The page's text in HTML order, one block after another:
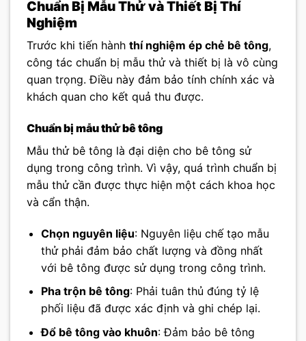
Chuẩn Bị Mẫu Thử và Thiết Bị Thí
Nghiệm
Trước khi tiến hành thí nghiệm ép chẻ bê tông,
công tác chuẩn bị mẫu thử và thiết bị là vô cùng
quan trọng. Điều này đảm bảo tính chính xác và
khách quan cho kết quả thu được.
Chuẩn bị mẫu thử bê tông
Mẫu thử bê tông là đại diện cho bê tông sử
dụng trong công trình. Vì vậy, quá trình chuẩn bị
mẫu thử cần được thực hiện một cách khoa học
và cẩn thận.
Chọn nguyên liệu: Nguyên liệu chế tạo mẫu
thử phải đảm bảo chất lượng và đồng nhất
với bê tông được sử dụng trong công trình.
Pha trộn bê tông: Phải tuân thủ đúng tỷ lệ
phối liệu đã được xác định và ghi chép lại.
Đổ bê tông vào khuôn: Đảm bảo bê tông